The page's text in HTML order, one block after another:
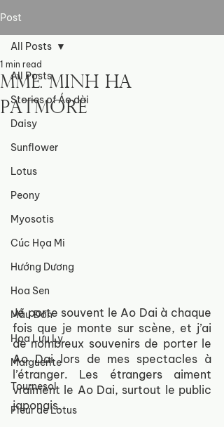
Post
All Posts
Stories of Áo dài
Daisy
Sunflower
Lotus
Peony
Myosotis
Cúc Họa Mi
Hướng Dương
Hoa Sen
Mẫu Đơn
Hoa Lưu Ly
Marguerite
Tournesol
Fleur de Lotus
All Posts
Mme. Minh Ha
Patmore
1 min read
Je porte souvent le Ao Dai à chaque
fois que je monte sur scène, et j’ai
de nombreux souvenirs de porter le
Ao Dai lors de mes spectacles à
l’étranger. Les étrangers aiment
vraiment le Ao Dai, surtout le public
japonais.